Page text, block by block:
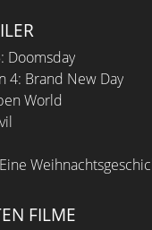
Doomsday
4: Brand New Day
World
FILME